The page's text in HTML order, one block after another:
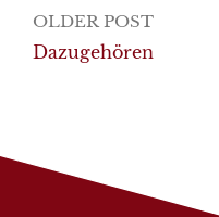
Post
navigation
OLDER POST
Dazugehören